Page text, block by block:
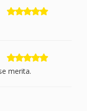
merita.